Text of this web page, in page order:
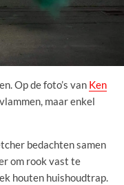
Op de foto’s van Ken
maar enkel
bedachten samen
om rook vast te
houten huishoudtrap.